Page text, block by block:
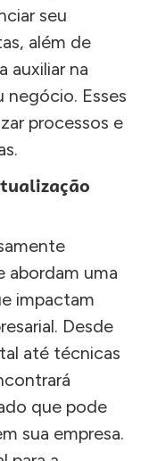
seu
além de
auxiliar na
negócio. Esses
processos e
abordam uma
impactam
Desde
até técnicas
que pode
sua empresa.